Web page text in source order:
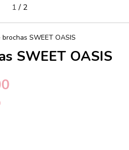
1/ 2
SWEET OASIS
SWEET OASIS